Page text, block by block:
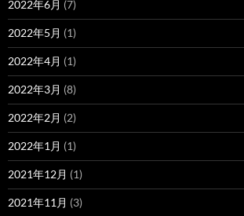
2022年6月 (7)
2022年5月 (1)
2022年4月 (1)
2022年3月 (8)
2022年2月 (2)
2022年1月 (1)
2021年12月 (1)
2021年11月 (3)